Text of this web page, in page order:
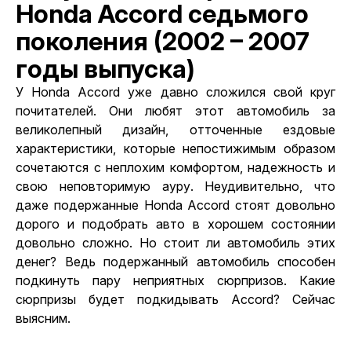
Honda Accord седьмого
поколения (2002 – 2007
годы выпуска)
У Honda Accord уже давно сложился свой круг
почитателей. Они любят этот автомобиль за
великолепный дизайн, отточенные ездовые
характеристики, которые непостижимым образом
сочетаются с неплохим комфортом, надежность и
свою неповторимую ауру. Неудивительно, что
даже подержанные Honda Accord стоят довольно
дорого и подобрать авто в хорошем состоянии
довольно сложно. Но стоит ли автомобиль этих
денег? Ведь подержанный автомобиль способен
подкинуть пару неприятных сюрпризов. Какие
сюрпризы будет подкидывать Accord? Сейчас
выясним.